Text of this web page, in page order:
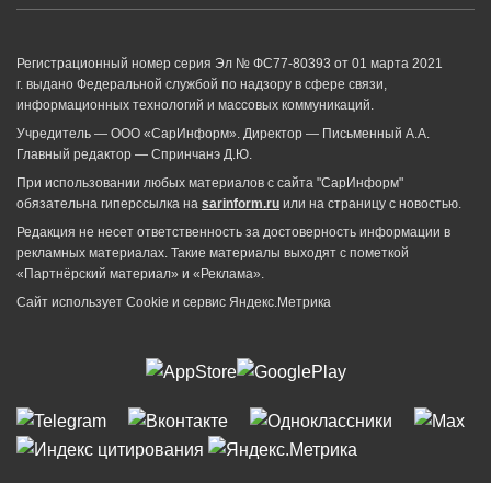
Регистрационный номер серия Эл № ФС77-80393 от 01 марта 2021
г. выдано Федеральной службой по надзору в сфере связи,
информационных технологий и массовых коммуникаций.
Учредитель — ООО «СарИнформ». Директор — Письменный А.А.
Главный редактор — Спринчанэ Д.Ю.
При использовании любых материалов с сайта "СарИнформ"
обязательна гиперссылка на sarinform.ru или на страницу с новостью.
Редакция не несет ответственность за достоверность информации в
рекламных материалах. Такие материалы выходят с пометкой
«Партнёрский материал» и «Реклама».
Сайт использует Cookie и сервиc Яндекс.Метрика